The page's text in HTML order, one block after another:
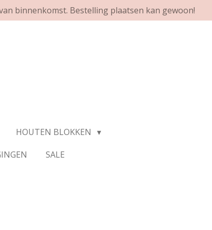
binnenkomst. Bestelling plaatsen kan gewoon!
HOUTEN BLOKKEN
SALE